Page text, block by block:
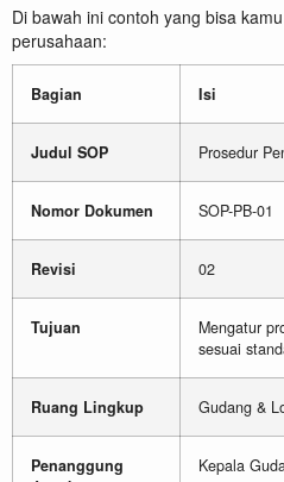
Di bawah ini contoh yang bisa
perusahaan:
Bagian Isi
Judul SOP Prosedur
Nomor Dokumen SOP-PB-01
Revisi 02
Tujuan
Mengatur
sesuai
Ruang Lingkup Gudang &
Penanggung
Kepala